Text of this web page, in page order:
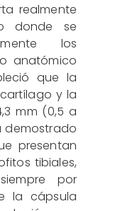
realmente
donde se
los
anatómico
que la
y la
mm (0,5 a
demostrado
presentan
tibiales,
por
la cápsula